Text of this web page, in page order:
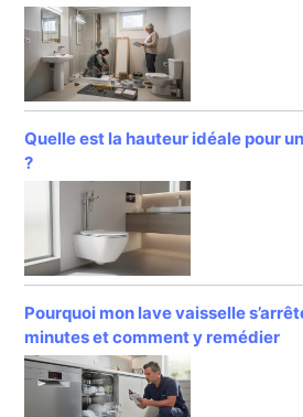
Quelle est la hauteur idéale pour
?
Pourquoi mon lave vaisselle
minutes et comment y remédier